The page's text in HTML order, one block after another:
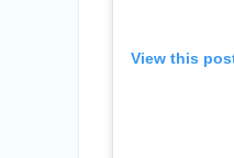
View this